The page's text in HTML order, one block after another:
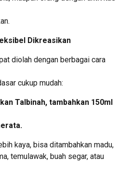
Dikreasikan
diolah dengan berbagai cara
cukup mudah:
Talbinah, tambahkan 150ml
kaya, bisa ditambahkan madu,
temulawak, buah segar, atau